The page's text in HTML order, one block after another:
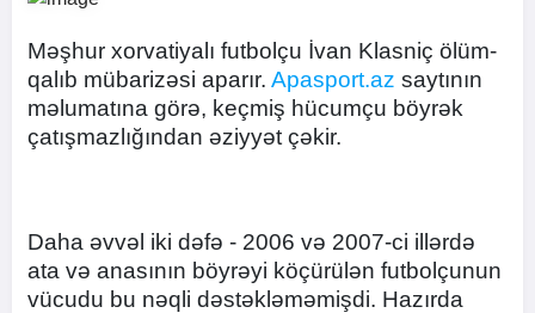
Məşhur xorvatiyalı futbolçu İvan Klasniç ölüm-
qalıb mübarizəsi aparır. Apasport.az saytının
məlumatına görə, keçmiş hücumçu böyrək
çatışmazlığından əziyyət çəkir.
Daha əvvəl iki dəfə - 2006 və 2007-ci illərdə
ata və anasının böyrəyi köçürülən futbolçunun
vücudu bu nəqli dəstəkləməmişdi. Hazırda